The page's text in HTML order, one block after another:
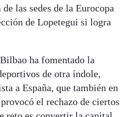
las sedes de la Eurocopa
de Lopetegui si logra
ha fomentado la
de otra índole,
a España, que también en
el rechazo de ciertos